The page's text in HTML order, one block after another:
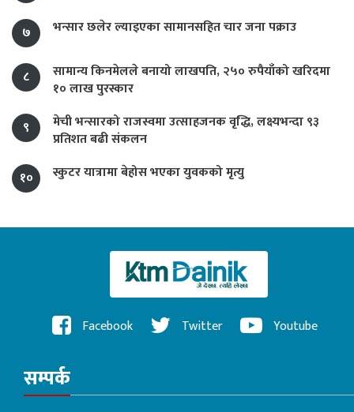
७ भन्सार छलेर ल्याइएका सामानसहित चार जना पक्राउ
८
सामान्य किनमेलले बनायो लाखपति, २५० रुपैयाँको खरिदमा
१० लाख पुरस्कार
९
मेची भन्सारको राजस्वमा उत्साहजनक वृद्धि, लक्ष्यभन्दा ९३
प्रतिशत बढी संकलन
१०
स्कुटर यात्रामा बेहोस भएका युवकको मृत्यु
Facebook Twitter Youtube
सम्पर्क